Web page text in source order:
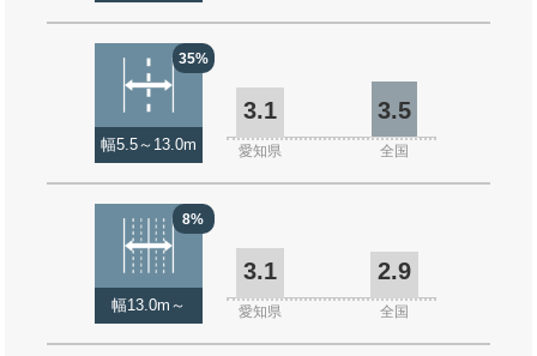
35%
幅5.5～13.0m
3.1 3.5
愛知県 全国
8%
幅13.0m～
3.1 2.9
愛知県 全国